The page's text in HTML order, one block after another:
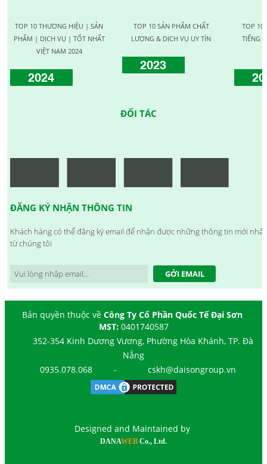
TOP 10 THƯƠNG HIỆU | SẢN
PHẨM | DỊCH VỤ | TỐT NHẤT
VIỆT NAM 2024
2024
TOP 10 SẢN PHẨM CHẤT
LƯỢNG & DỊCH VỤ UY TÍN
2023
TOP 10
TIẾNG
ĐỐI TÁC
ĐĂNG KÝ NHẬN THÔNG TIN
Khách hàng có thể đăng ký email để nhận được những thông tin mới nhất
từ chúng tôi
GỞI EMAIL
Bản quyền thuộc về Công Ty Cổ Phần Quốc Tế Đại Sơn
MST: 0401740587
352-354 Kinh Dương Vương, Phường Hòa Khánh, TP. Đà
Nẵng
0935.078.068
- cskh@daisongroup.vn
Designed and Maintained by
DANAWEB Co., Ltd.